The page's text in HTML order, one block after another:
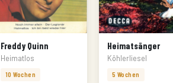
Freddy Quinn
Heimatlos
10 Wochen
Heimatsänger
Köhlerliesel
5 Wochen